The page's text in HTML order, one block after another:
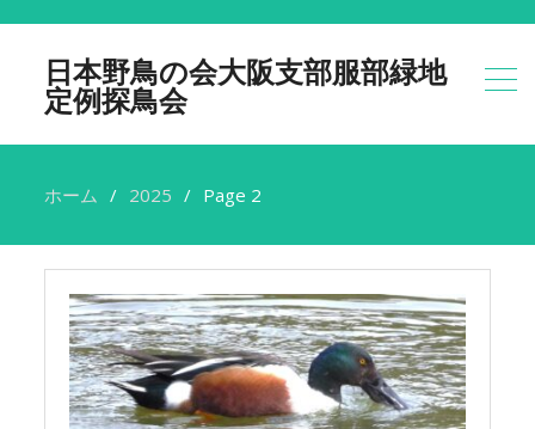
日本野鳥の会大阪支部服部緑地
定例探鳥会
ホーム 2025 Page 2